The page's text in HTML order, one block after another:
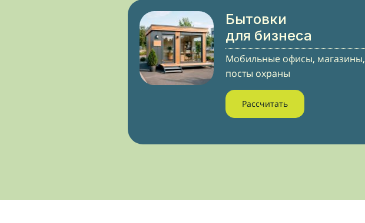
Бытовки
для бизнеса
Мобильные офисы, магазины,
посты охраны
Рассчитать